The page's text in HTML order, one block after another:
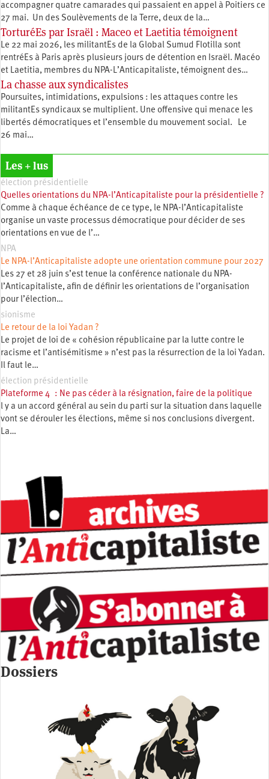
accompagner quatre camarades qui passaient en appel à Poitiers ce
27 mai. Un des Soulèvements de la Terre, deux de la…
TorturéEs par Israël : Maceo et Laetitia témoignent
Le 22 mai 2026, les militantEs de la Global Sumud Flotilla sont
rentréEs à Paris après plusieurs jours de détention en Israël. Macéo
et Laetitia, membres du ‪NPA-L’Anticapitaliste, témoignent des…
La chasse aux syndicalistes
Poursuites, intimidations, expulsions : les attaques contre les
militantEs syndicaux se multiplient. Une offensive qui menace les
libertés démocratiques et l’ensemble du mouvement social. Le
26 mai…
Les + lus
élection présidentielle
Quelles orientations du NPA-l’Anticapitaliste pour la présidentielle ?
Comme à chaque échéance de ce type, le NPA-l’Anticapitaliste
organise un vaste processus démocratique pour décider de ses
orientations en vue de l’…
NPA
Le NPA-l’Anticapitaliste adopte une orientation commune pour 2027
Les 27 et 28 juin s’est tenue la conférence nationale du NPA-
l’Anticapitaliste, afin de définir les orientations de l’organisation
pour l’élection…
sionisme
Le retour de la loi Yadan ?
Le projet de loi de « cohésion républicaine par la lutte contre le
racisme et l’antisémitisme » n’est pas la résurrection de la loi Yadan.
Il faut le…
élection présidentielle
Plateforme 4 : Ne pas céder à la résignation, faire de la politique
l y a un accord général au sein du parti sur la situation dans laquelle
vont se dérouler les élections, même si nos conclusions divergent.
La…
Dossiers